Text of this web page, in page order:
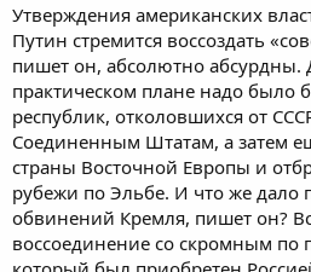
Утверждения американских
Путин стремится воссоздать
пишет он, абсолютно абсурдны.
практическом плане надо было
республик, отколовшихся от
Соединенным Штатам, а затем
страны Восточной Европы и
рубежи по Эльбе. И что же дало
обвинений Кремля, пишет он?
воссоединение со скромным по